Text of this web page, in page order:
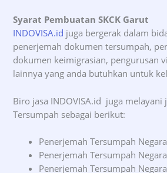
Syarat Pembuatan SKCK Garut
INDOVISA.id juga bergerak dalam
penerjemah dokumen tersumpah,
dokumen keimigrasian, pengurusan
lainnya yang anda butuhkan untuk
Biro jasa INDOVISA.id juga melayani
Tersumpah sebagai berikut:
Penerjemah Tersumpah
Penerjemah Tersumpah
Penerjemah Tersumpah